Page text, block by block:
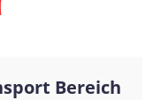
Bereich